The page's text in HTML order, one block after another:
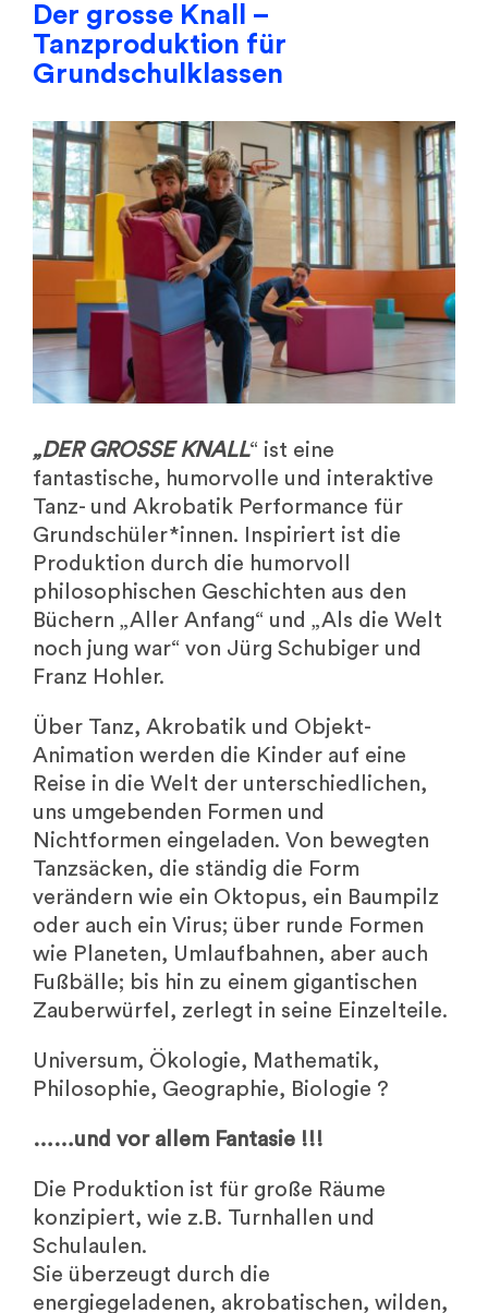
Der grosse Knall –
Tanzproduktion für
Grundschulklassen
View
Larger
Image
„DER GROSSE KNALL“ ist eine
fantastische, humorvolle und interaktive
Tanz- und Akrobatik Performance für
Grundschüler*innen. Inspiriert ist die
Produktion durch die humorvoll
philosophischen Geschichten aus den
Büchern „Aller Anfang“ und „Als die Welt
noch jung war“ von Jürg Schubiger und
Franz Hohler.
Über Tanz, Akrobatik und Objekt-
Animation werden die Kinder auf eine
Reise in die Welt der unterschiedlichen,
uns umgebenden Formen und
Nichtformen eingeladen. Von bewegten
Tanzsäcken, die ständig die Form
verändern wie ein Oktopus, ein Baumpilz
oder auch ein Virus; über runde Formen
wie Planeten, Umlaufbahnen, aber auch
Fußbälle; bis hin zu einem gigantischen
Zauberwürfel, zerlegt in seine Einzelteile.
Universum, Ökologie, Mathematik,
Philosophie, Geographie, Biologie ?
……und vor allem Fantasie !!!
Die Produktion ist für große Räume
konzipiert, wie z.B. Turnhallen und
Schulaulen.
Sie überzeugt durch die
energiegeladenen, akrobatischen, wilden,